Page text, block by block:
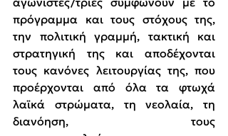
πρόγραμμα και τους στόχους της,
την πολιτική γραμμή, τακτική και
στρατηγική της και αποδέχονται
τους κανόνες λειτουργίας της, που
προέρχονται από όλα τα φτωχά
λαϊκά στρώματα, τη νεολαία, τη
διανόηση, τους